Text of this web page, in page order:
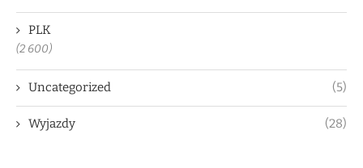
PLK
(2 600)
Uncategorized (5)
Wyjazdy (28)